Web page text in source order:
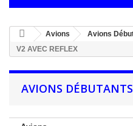
Avions Avions
V2 AVEC REFLEX
AVIONS DÉBUTANTS